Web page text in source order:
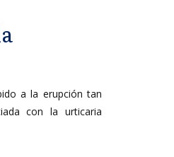
a la erupción tan
con la urticaria